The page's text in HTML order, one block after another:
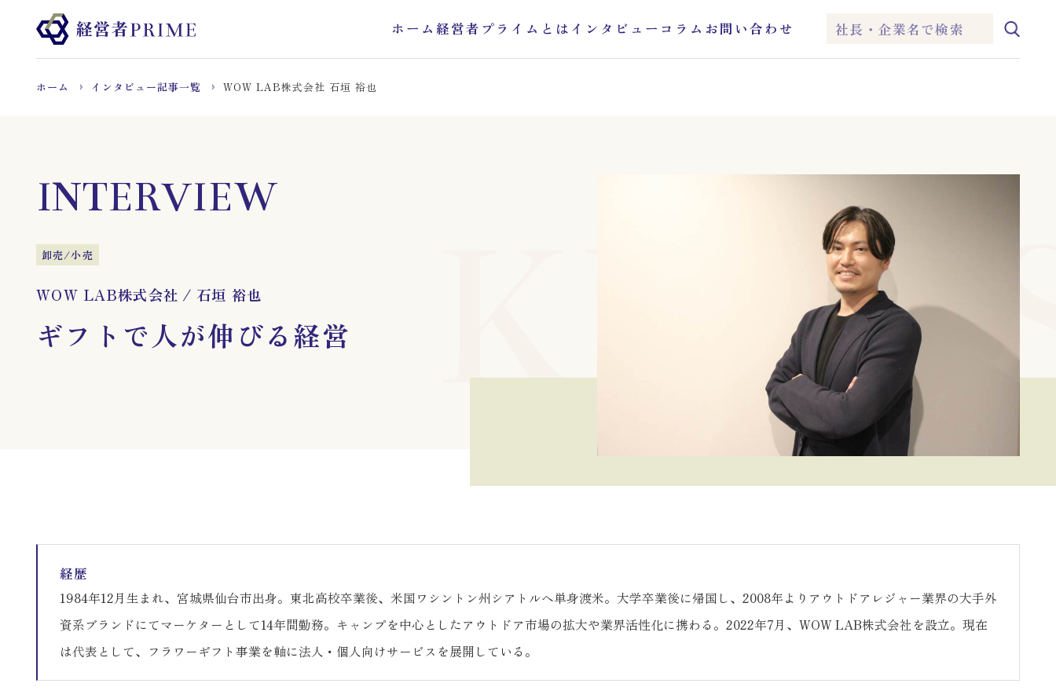
ホーム 経営者プライムとは インタビュー コラム お問い合わせ
ホーム インタビュー記事一覧 WOW LAB株式会社 石垣 裕也
INTERVIEW
卸売/小売
WOW LAB株式会社 / 石垣 裕也
ギフトで人が伸びる経営
経歴
1984年12月生まれ、宮城県仙台市出身。東北高校卒業後、米国ワシントン州シアトルへ単身渡米。大学卒業後に帰国し、2008年よりアウトドアレジャー業界の大手外
資系ブランドにてマーケターとして14年間勤務。キャンプを中心としたアウトドア市場の拡大や業界活性化に携わる。2022年7月、WOW LAB株式会社を設立。現在
は代表として、フラワーギフト事業を軸に法人・個人向けサービスを展開している。